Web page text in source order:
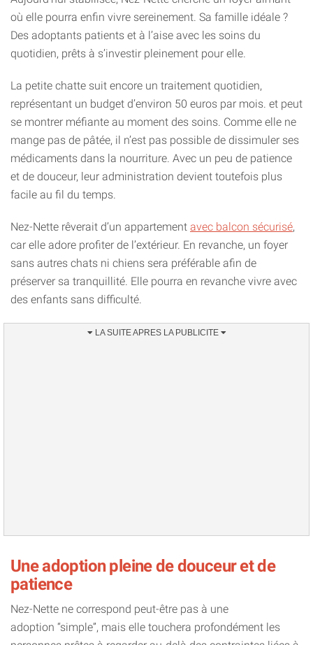
où elle pourra enfin vivre sereinement. Sa famille idéale ?
Des adoptants patients et à l’aise avec les soins du
quotidien, prêts à s’investir pleinement pour elle.
La petite chatte suit encore un traitement quotidien,
représentant un budget d’environ 50 euros par mois. et peut
se montrer méfiante au moment des soins. Comme elle ne
mange pas de pâtée, il n’est pas possible de dissimuler ses
médicaments dans la nourriture. Avec un peu de patience
et de douceur, leur administration devient toutefois plus
facile au fil du temps.
Nez-Nette rêverait d’un appartement avec balcon sécurisé,
car elle adore profiter de l’extérieur. En revanche, un foyer
sans autres chats ni chiens sera préférable afin de
préserver sa tranquillité. Elle pourra en revanche vivre avec
des enfants sans difficulté.
Une adoption pleine de douceur et de
patience
Nez-Nette ne correspond peut-être pas à une
adoption “simple”, mais elle touchera profondément les